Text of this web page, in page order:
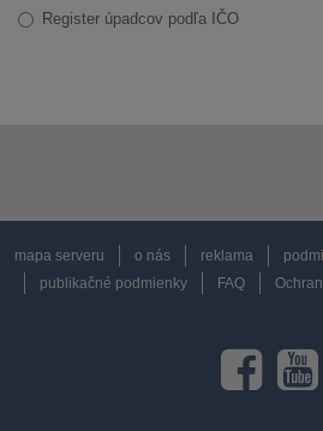
Register úpadcov podľa IČO
mapa serveru o nás reklama
publikačné podmienky
FAQ